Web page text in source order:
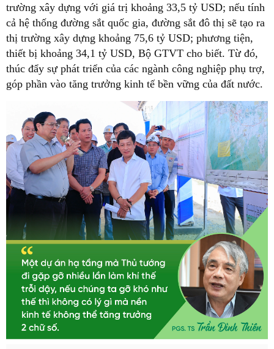
trường xây dựng với giá trị khoảng 33,5 tỷ USD; nếu tính
cả hệ thống đường sắt quốc gia, đường sắt đô thị sẽ tạo ra
thị trường xây dựng khoảng 75,6 tỷ USD; phương tiện,
thiết bị khoảng 34,1 tỷ USD, Bộ GTVT cho biết. Từ đó,
thúc đẩy sự phát triển của các ngành công nghiệp phụ trợ,
góp phần vào tăng trưởng kinh tế bền vững của đất nước.